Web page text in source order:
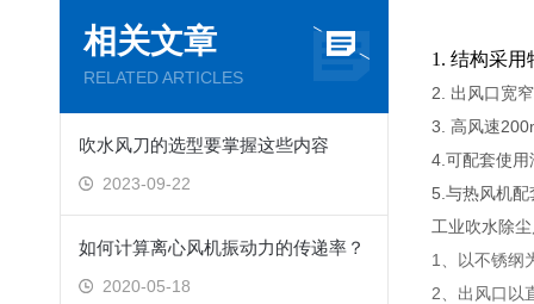
相关文章
RELATED ARTICLES
吹水风刀的选型要掌握这些内容
2023-09-22
如何计算离心风机振动力的传递率？
2020-05-18
1. 结构采
2. 出风口宽
3. 高风速
4.可配套使用
5.与热风机配
工业吹水除
1、以不锈纲
2、出风口以